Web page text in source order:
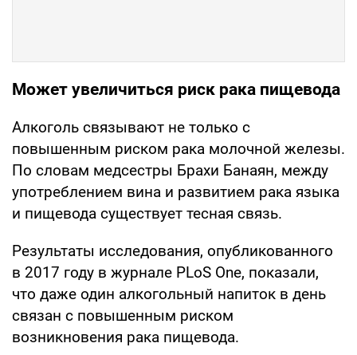
Может увеличиться риск рака пищевода
Алкоголь связывают не только с
повышенным риском рака молочной железы.
По словам медсестры Брахи Банаян, между
употреблением вина и развитием рака языка
и пищевода существует тесная связь.
Результаты исследования, опубликованного
в 2017 году в журнале PLoS One, показали,
что даже один алкогольный напиток в день
связан с повышенным риском
возникновения рака пищевода.